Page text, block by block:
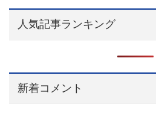
人気記事ランキング
新着コメント